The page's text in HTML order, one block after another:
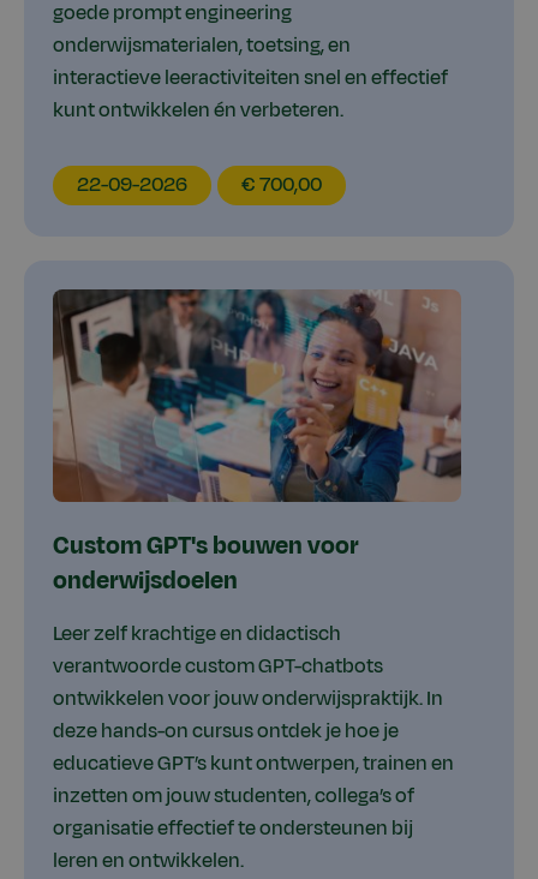
goede prompt engineering
onderwijsmaterialen, toetsing, en
interactieve leeractiviteiten snel en effectief
kunt ontwikkelen én verbeteren.
EducationDate
22-09-2026 EducationPrice
€ 700,00
Custom GPT's bouwen voor
onderwijsdoelen
Leer zelf krachtige en didactisch
verantwoorde custom GPT-chatbots
ontwikkelen voor jouw onderwijspraktijk. In
deze hands-on cursus ontdek je hoe je
educatieve GPT’s kunt ontwerpen, trainen en
inzetten om jouw studenten, collega’s of
organisatie effectief te ondersteunen bij
leren en ontwikkelen.